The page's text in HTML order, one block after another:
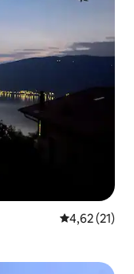
Évaluation
4,62 (21)